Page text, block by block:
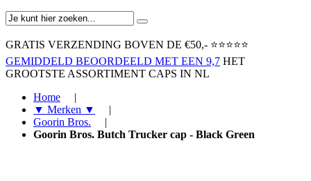
GRATIS VERZENDING BOVEN ​DE €50,-​ ⭐⭐⭐⭐⭐
GEMIDDELD BEOORDEELD MET EEN 9,7 HET
GROOTSTE ASSORTIMENT CAPS IN NL
Home
|
▼ Merken ▼
|
Goorin Bros.
|
Goorin Bros. Butch Trucker cap - Black Green